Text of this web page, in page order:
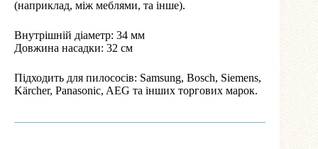
(наприклад, між меблями, та інше).
Внутрішній діаметр: 34 мм
Довжина насадки: 32 см
Підходить для пилососів: Samsung, Bosch, Siemens,
Kärcher, Panasonic, AEG та інших торгових марок.